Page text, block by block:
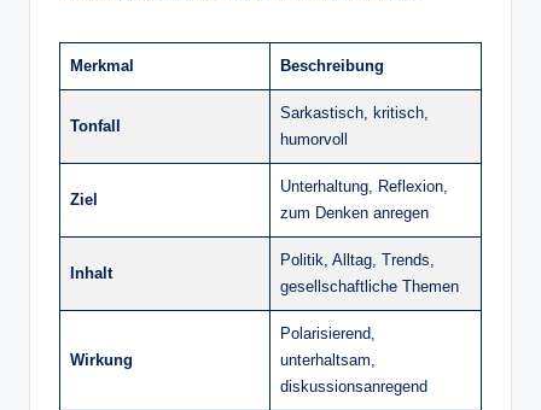
Merkmal Beschreibung
Tonfall
Sarkastisch, kritisch,
humorvoll
Ziel
Unterhaltung, Reflexion,
zum Denken anregen
Inhalt
Politik, Alltag, Trends,
gesellschaftliche Themen
Wirkung
Polarisierend,
unterhaltsam,
diskussionsanregend